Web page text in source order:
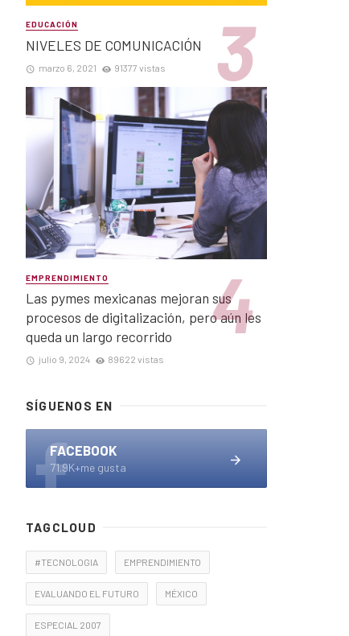
EDUCACIÓN
NIVELES DE COMUNICACIÓN
marzo 6, 2021 91377 vistas
EMPRENDIMIENTO
Las pymes mexicanas mejoran sus
procesos de digitalización, pero aún les
queda un largo recorrido
julio 9, 2024 89622 vistas
SÍGUENOS EN
FACEBOOK
71.9K+me gusta
TAGCLOUD
#TECNOLOGIA EMPRENDIMIENTO
EVALUANDO EL FUTURO MÉXICO
ESPECIAL 2007